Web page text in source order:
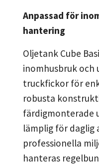
Anpassad för
hantering
Oljetank Cube
inomhusbruk och
truckfickor för
robusta
färdigmonterade
lämplig för daglig
professionella
hanteras